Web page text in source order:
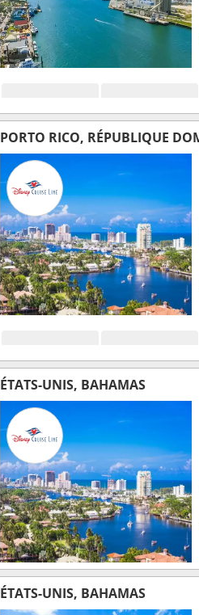
PORTO RICO, RÉPUBLIQUE
ÉTATS-UNIS, BAHAMAS
ÉTATS-UNIS, BAHAMAS